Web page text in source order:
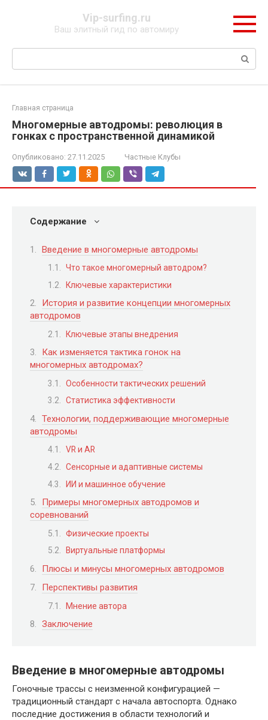
Vip-surfing.ru
Ваш элитный гид по автомиру
Поиск:
Главная страница
Многомерные автодромы: революция в
гонках с пространственной динамикой
Опубликовано: 27.11.2025 Частные Клубы
Содержание
Введение в многомерные автодромы
Что такое многомерный автодром?
Ключевые характеристики
История и развитие концепции многомерных
автодромов
Ключевые этапы внедрения
Как изменяется тактика гонок на
многомерных автодромах?
Особенности тактических решений
Статистика эффективности
Технологии, поддерживающие многомерные
автодромы
VR и AR
Сенсорные и адаптивные системы
ИИ и машинное обучение
Примеры многомерных автодромов и
соревнований
Физические проекты
Виртуальные платформы
Плюсы и минусы многомерных автодромов
Перспективы развития
Мнение автора
Заключение
Введение в многомерные автодромы
Гоночные трассы с неизменной конфигурацией —
традиционный стандарт с начала автоспорта. Однако
последние достижения в области технологий и